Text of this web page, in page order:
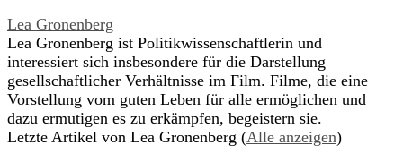
Lea Gronenberg
Lea Gronenberg ist Politikwissenschaftlerin und
interessiert sich insbesondere für die Darstellung
gesellschaftlicher Verhältnisse im Film. Filme, die eine
Vorstellung vom guten Leben für alle ermöglichen und
dazu ermutigen es zu erkämpfen, begeistern sie.
Letzte Artikel von Lea Gronenberg (Alle anzeigen)